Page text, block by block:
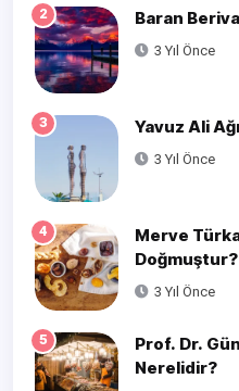
2 Baran
3 Yıl Önce
3 Yavuz Ali
3 Yıl Önce
4
Merve
Doğmuştur?
3 Yıl Önce
5
Prof. Dr.
Nerelidir?